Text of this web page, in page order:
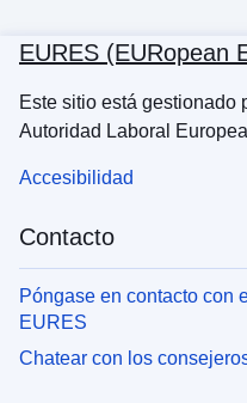
EURES (EURopean
Este sitio está gestionado
Autoridad Laboral Europea
Accesibilidad
Contacto
Póngase en contacto con
EURES
Chatear con los